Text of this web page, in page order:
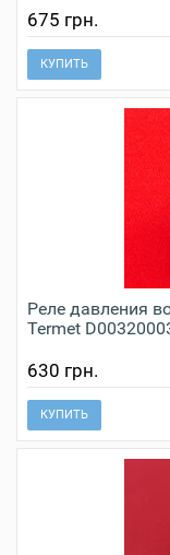
675 грн.
КУПИТЬ
Реле давления
Termet
630 грн.
КУПИТЬ